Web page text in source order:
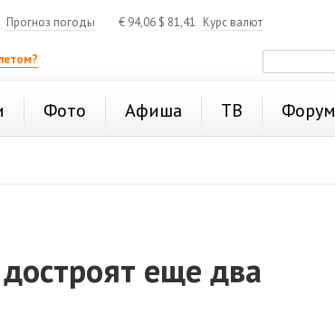
Прогноз погоды € 94,06 $ 81,41 Курс валют
Фото Афиша ТВ Форум
еще два